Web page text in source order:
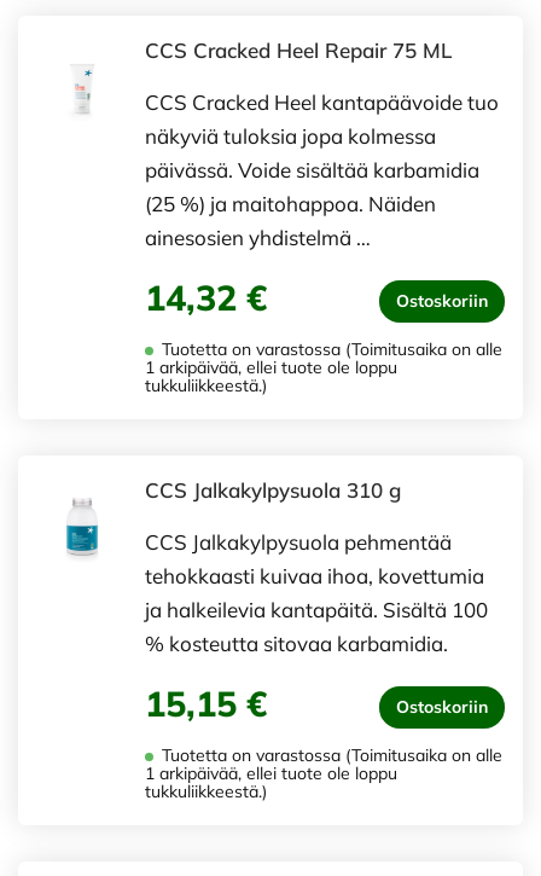
CCS Cracked Heel Repair 75 ML
CCS Cracked Heel kantapäävoide tuo
näkyviä tuloksia jopa kolmessa
päivässä. Voide sisältää karbamidia
(25 %) ja maitohappoa. Näiden
ainesosien yhdistelmä …
14,32 € Ostoskoriin
Tuotetta on varastossa (Toimitusaika on alle
1 arkipäivää, ellei tuote ole loppu
tukkuliikkeestä.)
CCS Jalkakylpysuola 310 g
CCS Jalkakylpysuola pehmentää
tehokkaasti kuivaa ihoa, kovettumia
ja halkeilevia kantapäitä. Sisältä 100
% kosteutta sitovaa karbamidia.
15,15 € Ostoskoriin
Tuotetta on varastossa (Toimitusaika on alle
1 arkipäivää, ellei tuote ole loppu
tukkuliikkeestä.)